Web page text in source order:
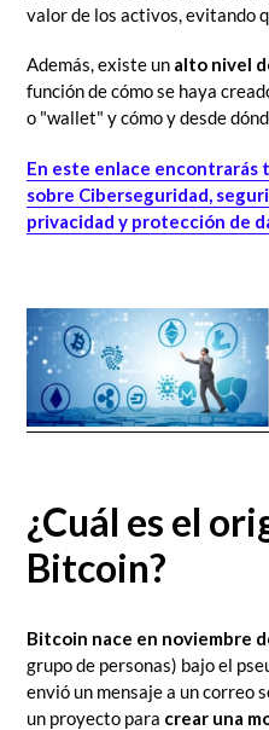
valor de los activos, evitando
Además, existe un alto nivel
función de cómo se haya
o "wallet" y cómo y desde
En este enlace
sobre Ciberseguridad,
privacidad y protección de
¿Cuál es el
Bitcoin?
Bitcoin nace en noviembre
grupo de personas) bajo el
envió un mensaje a un correo
un proyecto para crear una